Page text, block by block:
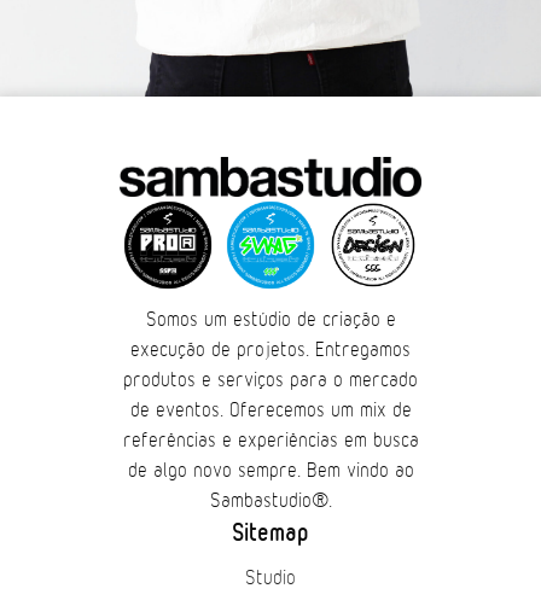
Somos um estúdio de criação e
execução de projetos. Entregamos
produtos e serviços para o mercado
de eventos. Oferecemos um mix de
referências e experiências em busca
de algo novo sempre. Bem vindo ao
Sambastudio®.
Sitemap
Studio